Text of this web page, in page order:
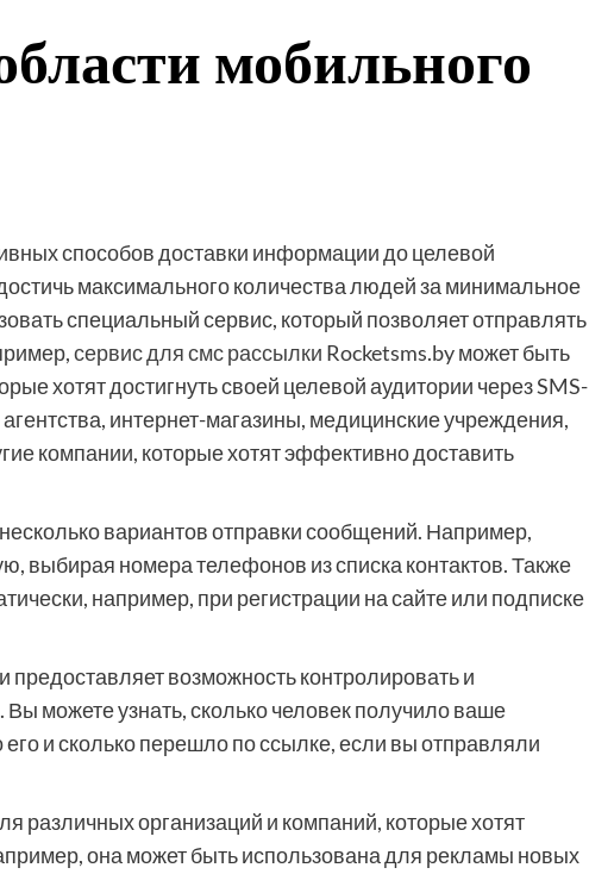
мобильного
способов доставки информации до целевой
максимального количества людей за минимальное
специальный сервис, который позволяет отправлять
сервис для смс рассылки Rocketsms.by может быть
хотят достигнуть своей целевой аудитории через SMS-
интернет-магазины, медицинские учреждения,
компании, которые хотят эффективно доставить
вариантов отправки сообщений. Например,
выбирая номера телефонов из списка контактов. Также
например, при регистрации на сайте или подписке
предоставляет возможность контролировать и
можете узнать, сколько человек получило ваше
и сколько перешло по ссылке, если вы отправляли
различных организаций и компаний, которые хотят
она может быть использована для рекламы новых